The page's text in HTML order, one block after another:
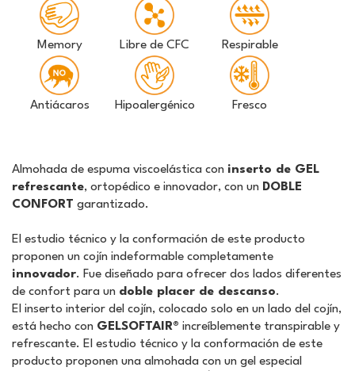
Memory Libre de CFC Respirable
Antiácaros Hipoalergénico Fresco
Almohada de espuma viscoelástica con inserto de GEL
refrescante, ortopédico e innovador, con un DOBLE
CONFORT garantizado.
El estudio técnico y la conformación de este producto
proponen un cojín indeformable completamente
innovador. Fue diseñado para ofrecer dos lados diferentes
de confort para un doble placer de descanso.
El inserto interior del cojín, colocado solo en un lado del cojín,
está hecho con GELSOFTAIR® increíblemente transpirable y
refrescante. El estudio técnico y la conformación de este
producto proponen una almohada con un gel especial